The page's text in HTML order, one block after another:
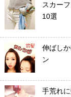
スカー
10選
伸ばし
ン
手荒れ